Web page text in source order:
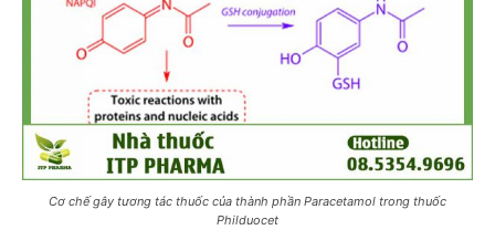
Cơ chế gây tương tác thuốc của thành phần Paracetamol trong thuốc
Philduocet